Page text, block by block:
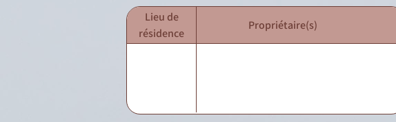
Lieu de
résidence
Propriétaire(s)